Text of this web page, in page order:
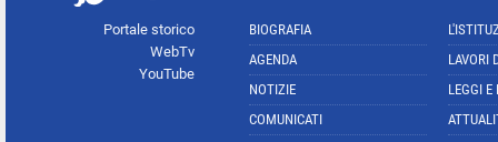
Portale storico
WebTv
YouTube
BIOGRAFIA
AGENDA
NOTIZIE
COMUNICATI
LAVORI
LEGGI E